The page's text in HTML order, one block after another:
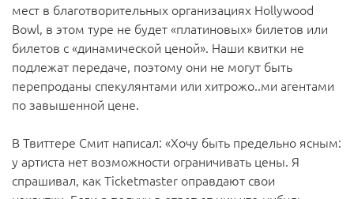
мест в благотворительных организациях Hollywood
Bowl, в этом туре не будет «платиновых» билетов или
билетов с «динамической ценой». Наши квитки не
подлежат передаче, поэтому они не могут быть
перепроданы спекулянтами или хитрожо..ми агентами
по завышенной цене.
В Твиттере Смит написал: «Хочу быть предельно ясным:
у артиста нет возможности ограничивать цены. Я
спрашивал, как Ticketmaster оправдают свои